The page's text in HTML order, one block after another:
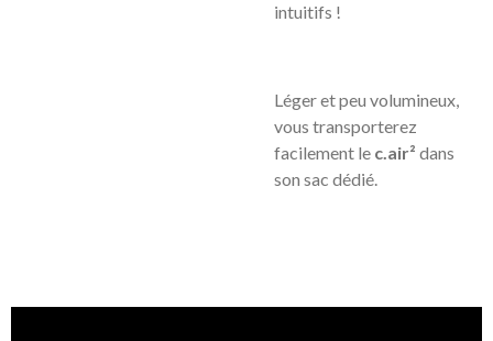
intuitifs !
Léger et peu volumineux,
vous transporterez
facilement le c.air² dans
son sac dédié.